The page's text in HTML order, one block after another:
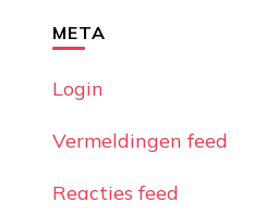
META
Login
Vermeldingen feed
Reacties feed